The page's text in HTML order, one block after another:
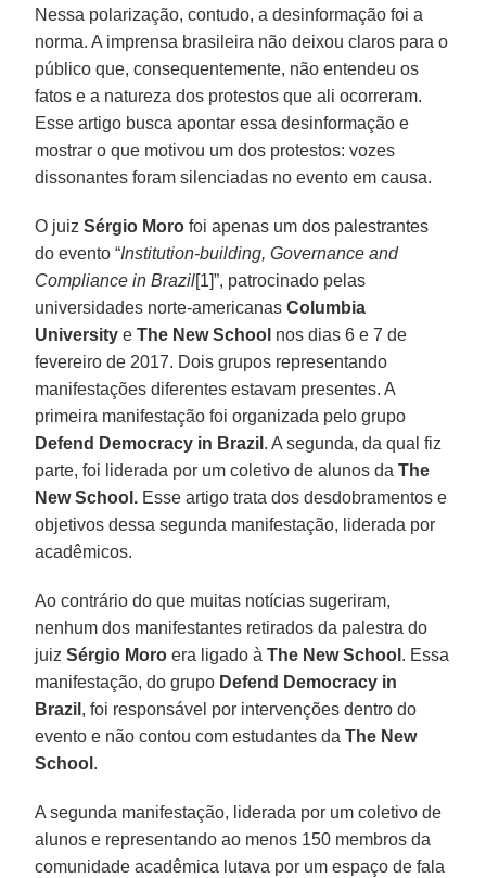
Nessa polarização, contudo, a desinformação foi a
norma. A imprensa brasileira não deixou claros para o
público que, consequentemente, não entendeu os
fatos e a natureza dos protestos que ali ocorreram.
Esse artigo busca apontar essa desinformação e
mostrar o que motivou um dos protestos: vozes
dissonantes foram silenciadas no evento em causa.
O juiz Sérgio Moro foi apenas um dos palestrantes
do evento “Institution-building, Governance and
Compliance in Brazil[1]”, patrocinado pelas
universidades norte-americanasColumbia
University eThe New School nos dias 6 e 7 de
fevereiro de 2017. Dois grupos representando
manifestações diferentes estavam presentes. A
primeira manifestação foi organizada pelo grupo
Defend Democracy in Brazil . A segunda, da qual fiz
parte, foi liderada por um coletivo de alunos daThe
New School. Esse artigo trata dos desdobramentos e
objetivos dessa segunda manifestação, liderada por
acadêmicos.
Ao contrário do que muitas notícias sugeriram,
nenhum dos manifestantes retirados da palestra do
juizSérgio Moro era ligado àThe New School . Essa
manifestação, do grupo Defend Democracy in
Brazil , foi responsável por intervenções dentro do
evento e não contou com estudantes daThe New
School .
A segunda manifestação, liderada por um coletivo de
alunos e representando ao menos 150 membros da
comunidade acadêmica lutava por um espaço de fala